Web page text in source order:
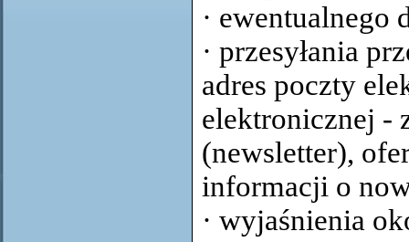
· ewentualnego
· przesyłania
adres poczty
elektronicznej -
(newsletter),
informacji o
· wyjaśnienia